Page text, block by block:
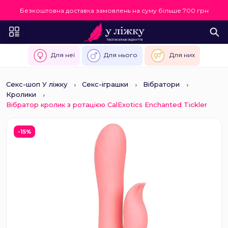
Безкоштовна доставка замовлень на суму більше 700 грн
Для неї Для нього Для них
Секс-шоп У ліжку Секс-іграшки
Вібратори
Кролики
Вібратор кролик з ротацією CalExotics Enchanted Tickler
-15%